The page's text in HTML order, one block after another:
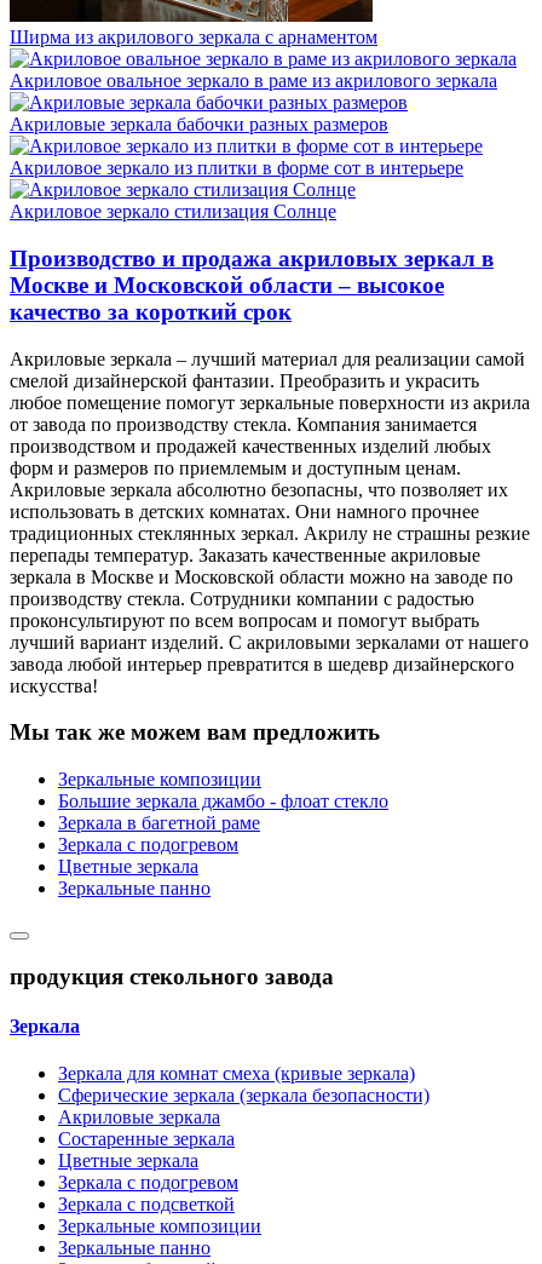
Ширма из акрилового зеркала с арнаментом
Акриловое овальное зеркало в раме из акрилового зеркала
Акриловые зеркала бабочки разных размеров
Акриловое зеркало из плитки в форме сот в интерьере
Акриловое зеркало стилизация Солнце
Производство и продажа акриловых зеркал в
Москве и Московской области – высокое
качество за короткий срок
Акриловые зеркала – лучший материал для реализации самой
смелой дизайнерской фантазии. Преобразить и украсить
любое помещение помогут зеркальные поверхности из акрила
от завода по производству стекла. Компания занимается
производством и продажей качественных изделий любых
форм и размеров по приемлемым и доступным ценам.
Акриловые зеркала абсолютно безопасны, что позволяет их
использовать в детских комнатах. Они намного прочнее
традиционных стеклянных зеркал. Акрилу не страшны резкие
перепады температур. Заказать качественные акриловые
зеркала в Москве и Московской области можно на заводе по
производству стекла. Сотрудники компании с радостью
проконсультируют по всем вопросам и помогут выбрать
лучший вариант изделий. С акриловыми зеркалами от нашего
завода любой интерьер превратится в шедевр дизайнерского
искусства!
Мы так же можем вам предложить
Зеркальные композиции
Большие зеркала джамбо - флоат стекло
Зеркала в багетной раме
Зеркала с подогревом
Цветные зеркала
Зеркальные панно
продукция стекольного завода
Зеркала
Зеркала для комнат смеха (кривые зеркала)
Сферические зеркала (зеркала безопасности)
Акриловые зеркала
Состаренные зеркала
Цветные зеркала
Зеркала с подогревом
Зеркала с подсветкой
Зеркальные композиции
Зеркальные панно